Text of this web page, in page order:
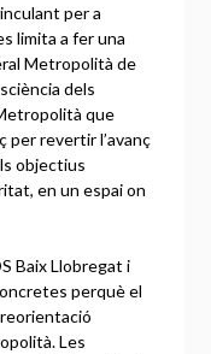
per a
limita a fer una
Metropolità de
dels
que
per revertir l’avanç
objectius
en un espai on
Baix Llobregat i
perquè el
Les